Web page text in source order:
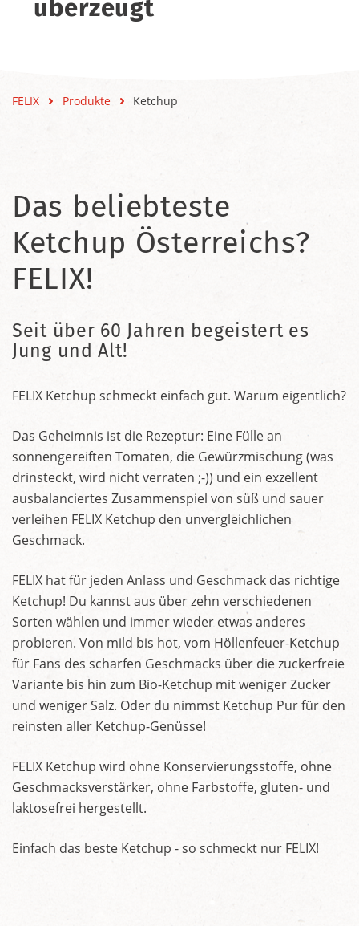
überzeugt
FELIX Produkte Ketchup
Das beliebteste
Ketchup Österreichs?
FELIX!
Seit über 60 Jahren begeistert es
Jung und Alt!
FELIX Ketchup schmeckt einfach gut. Warum eigentlich?
Das Geheimnis ist die Rezeptur: Eine Fülle an
sonnengereiften Tomaten, die Gewürzmischung (was
drinsteckt, wird nicht verraten ;-)) und ein exzellent
ausbalanciertes Zusammenspiel von süß und sauer
verleihen FELIX Ketchup den unvergleichlichen
Geschmack.
FELIX hat für jeden Anlass und Geschmack das richtige
Ketchup! Du kannst aus über zehn verschiedenen
Sorten wählen und immer wieder etwas anderes
probieren. Von mild bis hot, vom Höllenfeuer-Ketchup
für Fans des scharfen Geschmacks über die zuckerfreie
Variante bis hin zum Bio-Ketchup mit weniger Zucker
und weniger Salz. Oder du nimmst Ketchup Pur für den
reinsten aller Ketchup-Genüsse!
FELIX Ketchup wird ohne Konservierungsstoffe, ohne
Geschmacksverstärker, ohne Farbstoffe, gluten- und
laktosefrei hergestellt.
Einfach das beste Ketchup - so schmeckt nur FELIX!